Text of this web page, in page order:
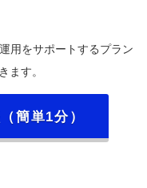
用をサポートするプラン
ます。
簡単1分）